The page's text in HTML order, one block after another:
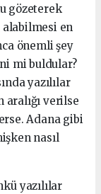
gözeterek
alabilmesi en
önemli şey
mi buldular?
yazılılar
aralığı verilse
Adana gibi
nasıl
yazılılar